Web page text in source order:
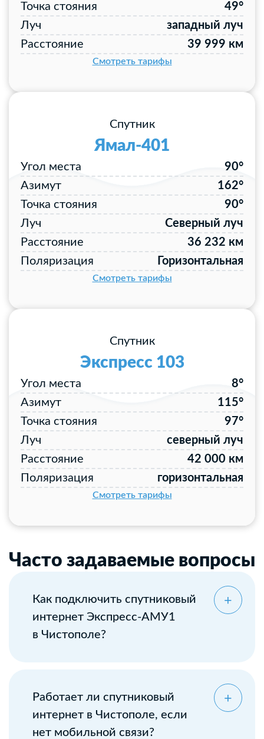
Точка стояния
49°
Луч
западный луч
Расстояние
39 999 км
Смотреть тарифы
Спутник
Ямал-401
Угол места
90°
Азимут
162°
Точка стояния
90°
Луч
Северный луч
Расстояние
36 232 км
Поляризация
Горизонтальная
Смотреть тарифы
Спутник
Экспресс 103
Угол места
8°
Азимут
115°
Точка стояния
97°
Луч
северный луч
Расстояние
42 000 км
Поляризация
горизонтальная
Смотреть тарифы
Часто задаваемые вопросы
Как подключить спутниковый
интернет Экспресс-АМУ1
в Чистополе?
Работает ли спутниковый
интернет в Чистополе, если
нет мобильной связи?